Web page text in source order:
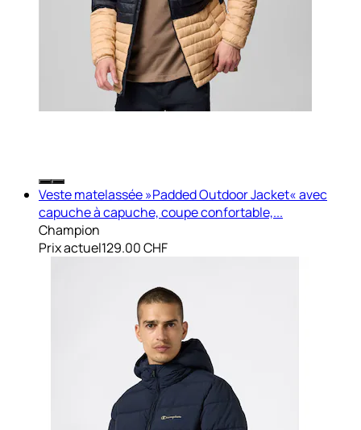
Veste matelassée »Padded Outdoor Jacket« avec
capuche à capuche, coupe confortable,...
Champion
Prix actuel129.00 CHF